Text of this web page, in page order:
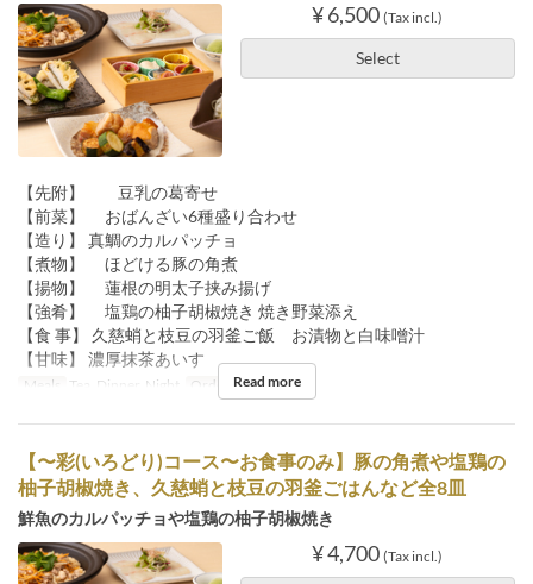
¥ 6,500 (Tax incl.)
Select
【先附】 豆乳の葛寄せ
【前菜】 おばんざい6種盛り合わせ
【造り】 真鯛のカルパッチョ
【煮物】 ほどける豚の角煮
【揚物】 蓮根の明太子挟み揚げ
【強肴】 塩鶏の柚子胡椒焼き 焼き野菜添え
【食 事】 久慈蛸と枝豆の羽釜ご飯 お漬物と白味噌汁
【甘味】 濃厚抹茶あいす
Meals Tea, Dinner, Night Order Limit 2 ~ 8
Read more
【〜彩(いろどり)コース〜お食事のみ】豚の角煮や塩鶏の
柚子胡椒焼き、久慈蛸と枝豆の羽釜ごはんなど全8皿
鮮魚のカルパッチョや塩鶏の柚子胡椒焼き
¥ 4,700 (Tax incl.)